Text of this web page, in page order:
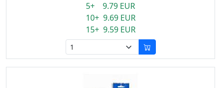
5+ 9.79 EUR
10+ 9.69 EUR
15+ 9.59 EUR